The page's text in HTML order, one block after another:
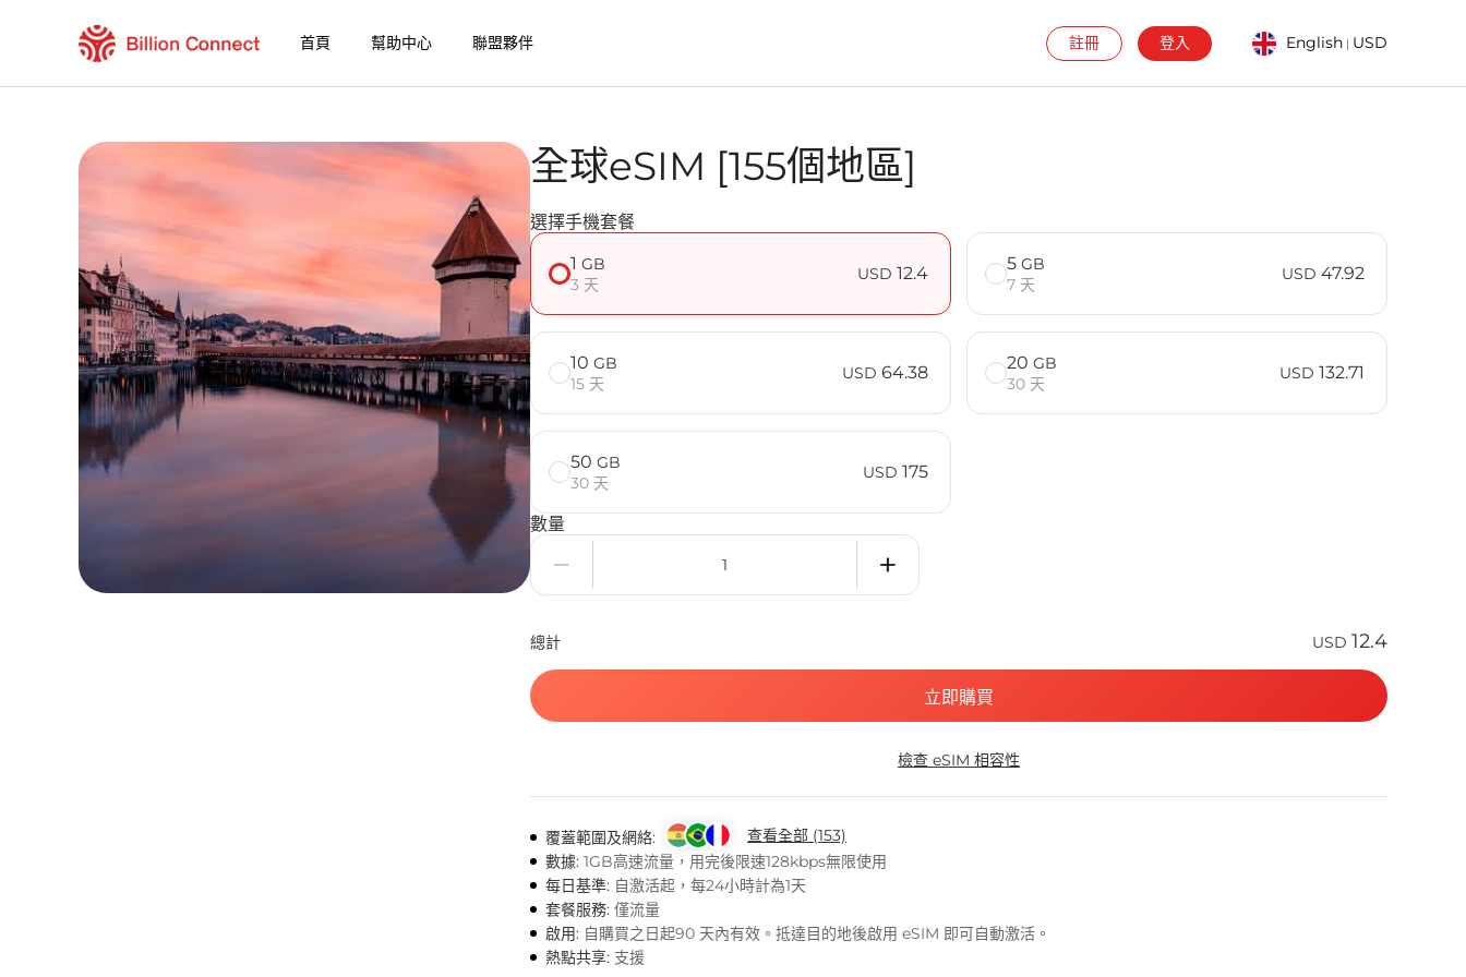
首頁 幫助中心 聯盟夥伴 註冊 登入 English | USD
包含目前目的地的區域套餐
如何享受您的 eSIM？
在 Eswatini (Swaziland) 使用 Billion Connect eSIM 的優勢
Billion Connect 全球eSIM [155個地區] 常見問題
選擇您的目的地與數據套餐
安裝您的 eSIM
享受您的數據套餐
穩定的網路連接
避免漫遊費用
7/24 客戶服務
便捷安裝
全球eSIM [155個地區]
選擇手機套餐
1 GB
3 天
USD 12.4 5 GB
7 天
USD 47.92
10 GB
15 天
USD 64.38 20 GB
30 天
USD 132.71
50 GB
30 天
USD 175
數量
總計 USD 12.4
立即購買
檢查 eSIM 相容性
覆蓋範圍及網絡:
查看全部 (153)
數據: 1GB高速流量，用完後限速128kbps無限使用
每日基準: 自激活起，每24小時計為1天
套餐服務: 僅流量
啟用: 自購買之日起90 天內有效。抵達目的地後啟用 eSIM 即可自動激活。
熱點共享: 支援